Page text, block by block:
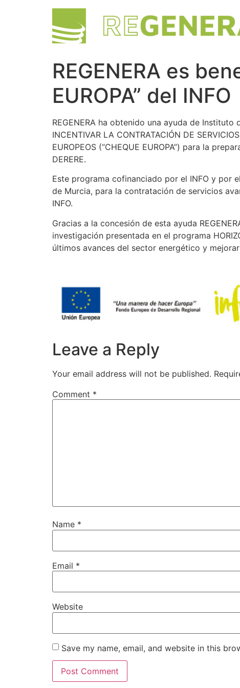
REGENERA es
EUROPA” del INFO
REGENERA ha obtenido una ayuda de Instituto
INCENTIVAR LA CONTRATACIÓN DE
EUROPEOS (“CHEQUE EUROPA”) para la
DERERE.
Este programa cofinanciado por el INFO y por
de Murcia, para la contratación de servicios
INFO.
Gracias a la concesión de esta ayuda
investigación presentada en el programa
últimos avances del sector energético y
Leave a Reply
Your email address will not be published.
Comment *
Name *
Email *
Website
Save my name, email, and website in this